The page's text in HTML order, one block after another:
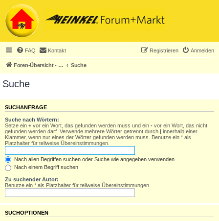
FAQ Kontakt Anmelden
Registrieren
Foren-Übersicht - ACHTUNG! Neuregistrierung nur noch für Heinkel-Club-Mitglieder! Suche
Suche
SUCHANFRAGE
Suche nach Wörtern:
Setze ein + vor ein Wort, das gefunden werden muss und ein - vor ein Wort, das nicht
gefunden werden darf. Verwende mehrere Wörter getrennt durch | innerhalb einer
Klammer, wenn nur eines der Wörter gefunden werden muss. Benutze ein * als
Platzhalter für teilweise Übereinstimmungen.
Nach allen Begriffen suchen oder Suche wie angegeben verwenden
Nach einem Begriff suchen
Zu suchender Autor:
Benutze ein * als Platzhalter für teilweise Übereinstimmungen.
SUCHOPTIONEN